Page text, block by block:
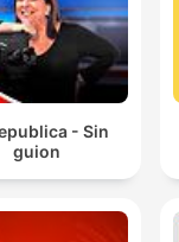
- Sin
guion